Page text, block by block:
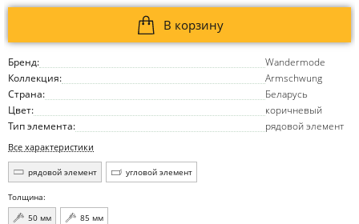
Бренд:
Wandermode
Коллекция:
Armschwung
Страна:
Беларусь
Цвет:
коричневый
Тип элемента:
рядовой элемент
Все характеристики
рядовой элемент угловой элемент
Толщина:
50 мм
85 мм
В корзину